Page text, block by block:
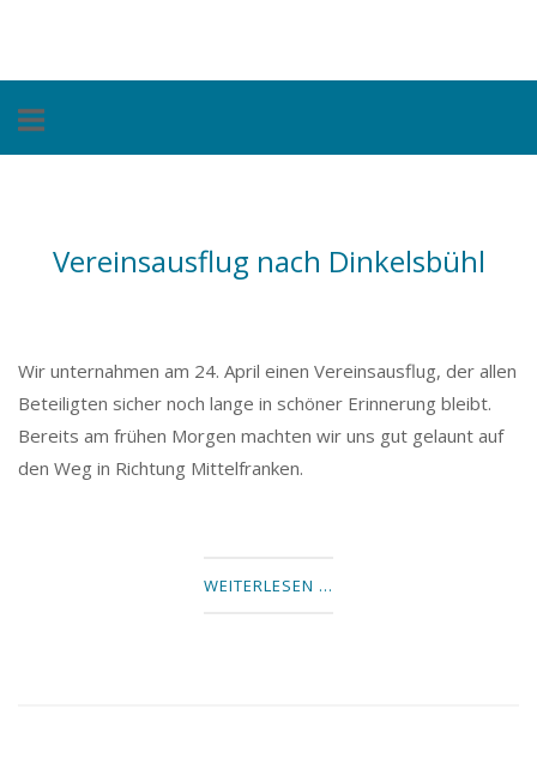
content
Vereinsausflug nach Dinkelsbühl
Wir unternahmen am 24. April einen Vereinsausflug, der allen
Beteiligten sicher noch lange in schöner Erinnerung bleibt.
Bereits am frühen Morgen machten wir uns gut gelaunt auf
den Weg in Richtung Mittelfranken.
WEITERLESEN …